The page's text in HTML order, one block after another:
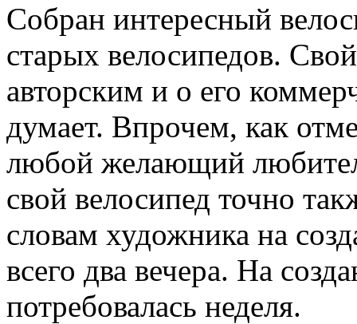
Собран интересный
старых велосипедов.
авторским и о его
думает. Впрочем, как
любой желающий
свой велосипед точно
словам художника на
всего два вечера. На
потребовалась неделя.